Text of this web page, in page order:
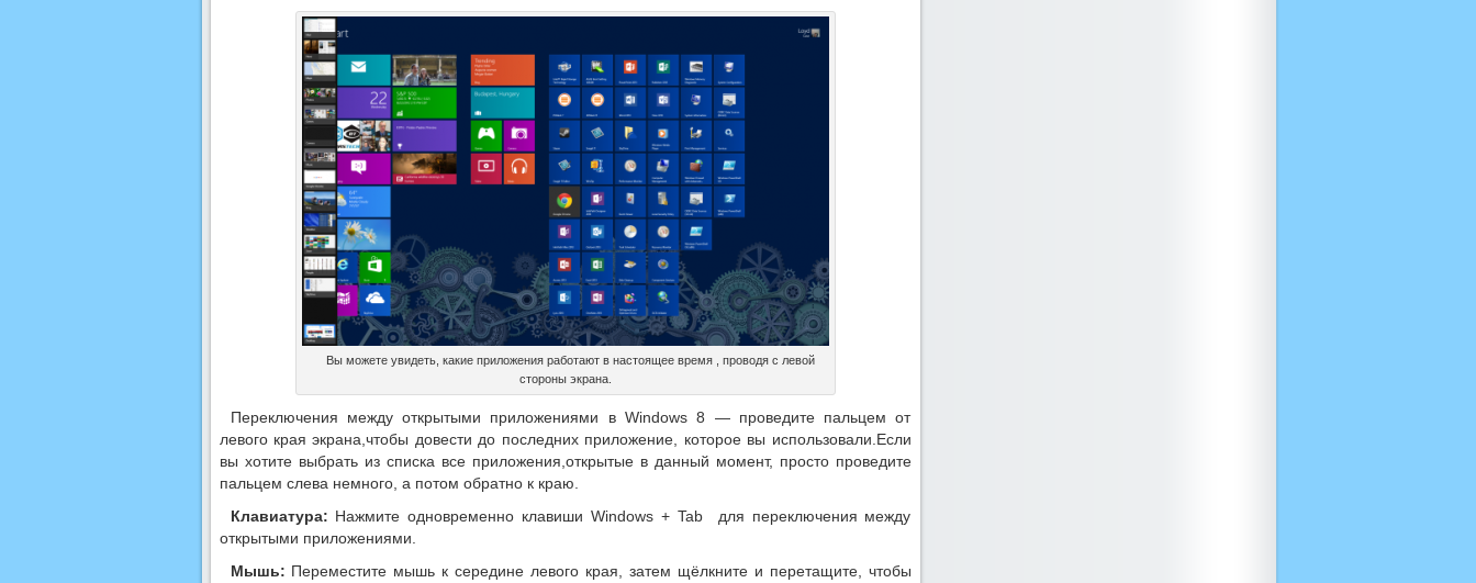
Вы можете увидеть, какие приложения работают в настоящее время , проводя с левой
стороны экрана.
Переключения между открытыми приложениями в Windows 8 — проведите пальцем от
левого края экрана,чтобы довести до последних приложение, которое вы использовали.Если
вы хотите выбрать из списка все приложения,открытые в данный момент, просто проведите
пальцем слева немного, а потом обратно к краю.
Клавиатура: Нажмите одновременно клавиши Windows + Tab для переключения между
открытыми приложениями.
Мышь: Переместите мышь к середине левого края, затем щёлкните и перетащите, чтобы